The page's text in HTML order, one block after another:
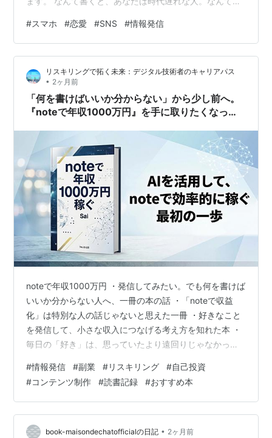
ホなしの生活が考えられないほど日本全体に普及してい
て 中には複数台所有している人も普通に見かけるように
なりました。 しかし その普及が進む一方でその影響から
恋愛出来ない人が男女ともに増えている事実もあると思
います。今回はそこのお話です。 本音を話せない時代か
も？ あなたはスマホを…
#スマホ #恋愛 #SNS #情報発信
リスキリングで拓く未来：デジタル技術者のキャリアパス
• 2ヶ月前
「何を書けばいいか分からない」から少し前へ。
『noteで年収1000万円』を手に取りたくなった
noteで年収1000万円 ・発信してみたい。でも何を書けば
いいか分からない人へ、一冊の本の話 ・「noteで収益
化」は特別な人の話じゃないと思えた一冊 ・好きなこと
を発信して、小さな収入につなげる考え方を知れた本 ・
毎日の「好き」は、思っていたより遠回りじゃなかった
なる一冊 「いつかnoteを書いてみたい。」 そう思いなが
ら、 気づけば何カ月も過ぎていたことがあります。 何を
書けばいいのか分からない。 書いたところで読まれる気
がしない。 そんなことを考えているうちに、 投稿する前
から手が止まってしまうんです。 そんなタイミングで…
#情報発信 #副業 #リスキリング #自己投資
#コンテンツ制作 #読書記録 #おすすめ本
book-maisondechatofficialの日記 • 2ヶ月前